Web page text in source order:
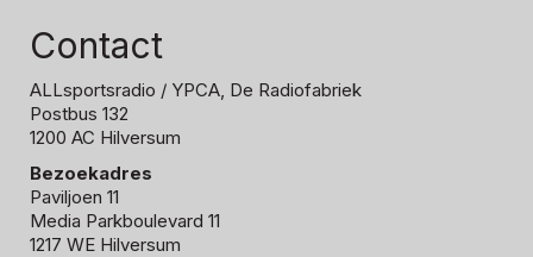
Contact
ALLsportsradio / YPCA, De Radiofabriek
Postbus 132
1200 AC Hilversum
Bezoekadres
Paviljoen 11
Media Parkboulevard 11
1217 WE Hilversum